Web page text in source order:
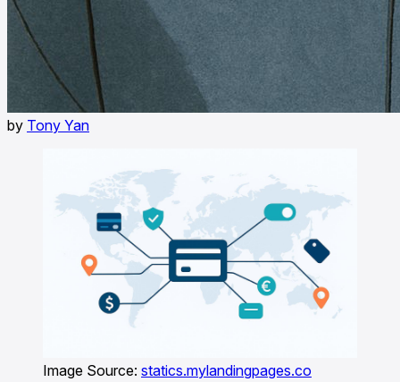
by Tony Yan
Image Source: statics.mylandingpages.co